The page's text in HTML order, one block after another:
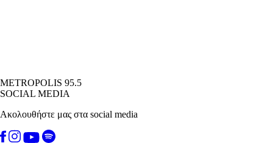
METROPOLIS 95.5
SOCIAL MEDIA
Ακολουθήστε μας στα social media